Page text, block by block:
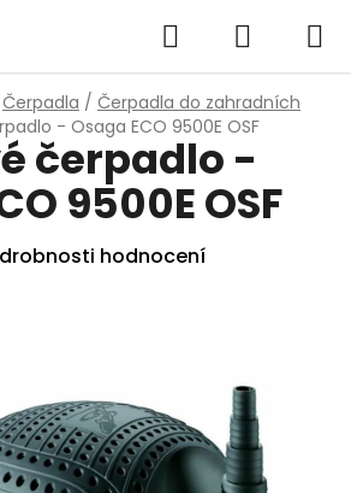
Hledat
KOŠÍK
Čerpadla / Čerpadla do zahradních
- Osaga ECO 9500E OSF
čerpadlo -
9500E OSF
hodnocení